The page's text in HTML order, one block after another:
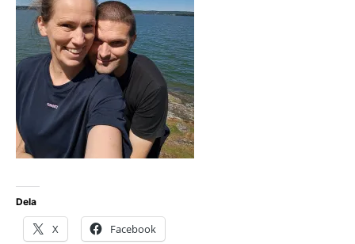
Dela
X Facebook